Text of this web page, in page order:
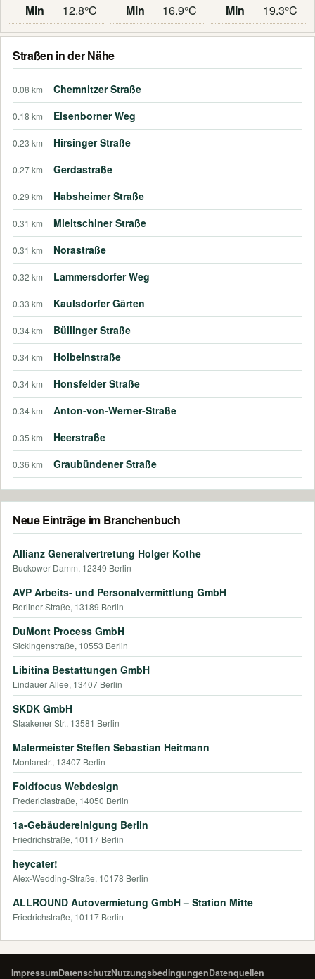
Min
12.8°C
Min
16.9°C
Min
19.3°C
Straßen in der Nähe
0.08 km Chemnitzer Straße
0.18 km Elsenborner Weg
0.23 km Hirsinger Straße
0.27 km Gerdastraße
0.29 km Habsheimer Straße
0.31 km Mieltschiner Straße
0.31 km Norastraße
0.32 km Lammersdorfer Weg
0.33 km Kaulsdorfer Gärten
0.34 km Büllinger Straße
0.34 km Holbeinstraße
0.34 km Honsfelder Straße
0.34 km Anton-von-Werner-Straße
0.35 km Heerstraße
0.36 km Graubündener Straße
Neue Einträge im Branchenbuch
Allianz Generalvertretung Holger Kothe
Buckower Damm, 12349 Berlin
AVP Arbeits- und Personalvermittlung GmbH
Berliner Straße, 13189 Berlin
DuMont Process GmbH
Sickingenstraße, 10553 Berlin
Libitina Bestattungen GmbH
Lindauer Allee, 13407 Berlin
SKDK GmbH
Staakener Str., 13581 Berlin
Malermeister Steffen Sebastian Heitmann
Montanstr., 13407 Berlin
Foldfocus Webdesign
Fredericiastraße, 14050 Berlin
1a-Gebäudereinigung Berlin
Friedrichstraße, 10117 Berlin
heycater!
Alex-Wedding-Straße, 10178 Berlin
ALLROUND Autovermietung GmbH – Station Mitte
Friedrichstraße, 10117 Berlin
ImpressumDatenschutzNutzungsbedingungenDatenquellen